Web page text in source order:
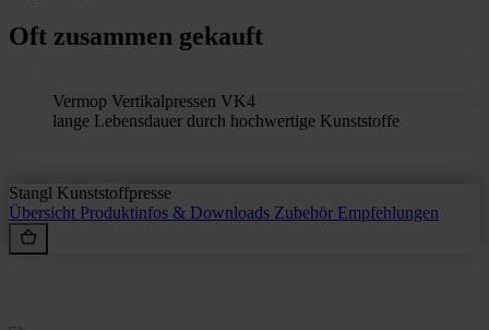
Oft zusammen gekauft
Vermop Vertikalpressen VK4
lange Lebensdauer durch hochwertige Kunststoffe
Stangl Kunststoffpresse
Übersicht Produktinfos & Downloads Zubehör Empfehlungen